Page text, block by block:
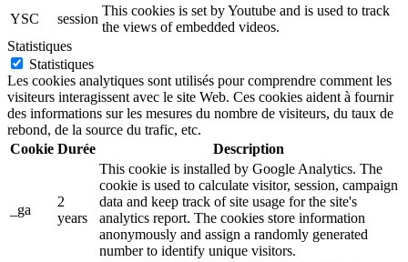
YSC
session
This cookies is set by Youtube and is used to track
the views of embedded videos.
Statistiques
Statistiques
Les cookies analytiques sont utilisés pour comprendre comment les
visiteurs interagissent avec le site Web. Ces cookies aident à fournir
des informations sur les mesures du nombre de visiteurs, du taux de
rebond, de la source du trafic, etc.
Cookie Durée Description
_ga
2
years
This cookie is installed by Google Analytics. The
cookie is used to calculate visitor, session, campaign
data and keep track of site usage for the site's
analytics report. The cookies store information
anonymously and assign a randomly generated
number to identify unique visitors.